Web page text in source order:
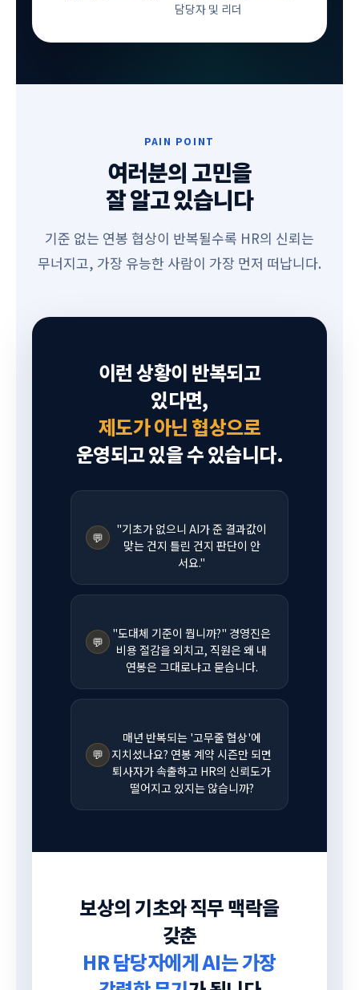
담당자 및 리더
PAIN POINT
여러분의 고민을
잘 알고 있습니다
기준 없는 연봉 협상이 반복될수록 HR의 신뢰는
무너지고, 가장 유능한 사람이 가장 먼저 떠납니다.
이런 상황이 반복되고
있다면,
제도가 아닌 협상으로
운영되고 있을 수 있습니다.
💬
"기초가 없으니 AI가 준 결과값이
맞는 건지 틀린 건지 판단이 안
서요."
💬
"도대체 기준이 뭡니까?" 경영진은
비용 절감을 외치고, 직원은 왜 내
연봉은 그대로냐고 묻습니다.
💬
매년 반복되는 '고무줄 협상'에
지치셨나요? 연봉 계약 시즌만 되면
퇴사자가 속출하고 HR의 신뢰도가
떨어지고 있지는 않습니까?
보상의 기초와 직무 맥락을
갖춘
HR 담당자에게 AI는 가장